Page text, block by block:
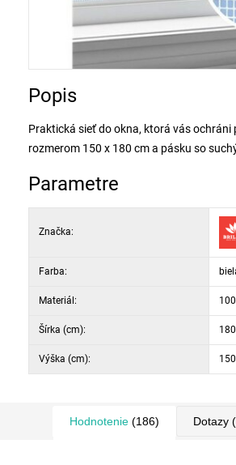
Popis
Praktická sieť do okna, ktorá vás
rozmerom 150 x 180 cm a pásku so
Parametre
Značka:
Farba:
Materiál:
Šírka (cm):
Výška (cm):
Hodnotenie (186) Dotazy